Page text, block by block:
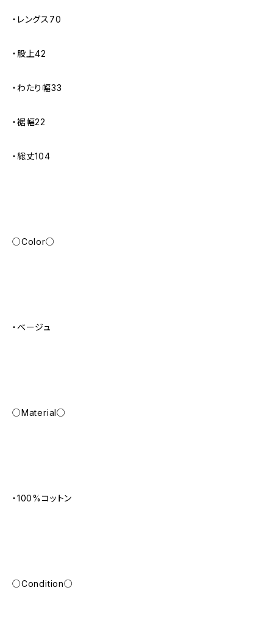
・レングス70
・股上42
・わたり幅33
・裾幅22
・総丈104
○Color○
・ベージュ
○Material○
・100%コットン
○Condition○